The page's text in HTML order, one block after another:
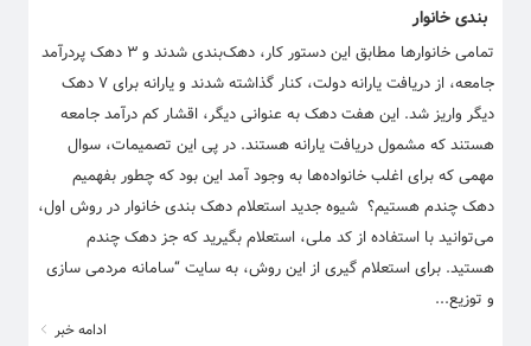
بندی خانوار
تمامی خانوار‌ها مطابق این دستور کار، دهک‌بندی شدند و ۳ دهک پردرآمد
جامعه، از دریافت یارانه دولت، کنار گذاشته شدند و یارانه برای ۷ دهک
دیگر واریز شد. این هفت دهک به عنوانی دیگر، اقشار کم درآمد جامعه
هستند که مشمول دریافت یارانه هستند. در پی این تصمیمات، سوال
مهمی که برای اغلب خانواده‌ها به وجود آمد این بود که چطور بفهمیم
دهک چندم هستیم؟ شیوه جدید استعلام دهک‌ بندی خانوار در روش اول،
می‌توانید با استفاده از کد ملی، استعلام بگیرید که جز دهک چندم
هستید. برای استعلام گیری از این روش، به سایت “سامانه مردمی سازی
و توزیع...
ادامه خبر